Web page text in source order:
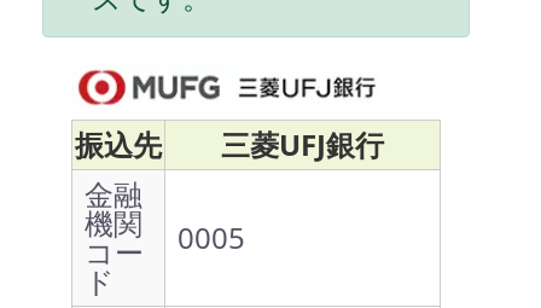
振込先
三菱UFJ銀行
金融
機関
コー
ド
0005